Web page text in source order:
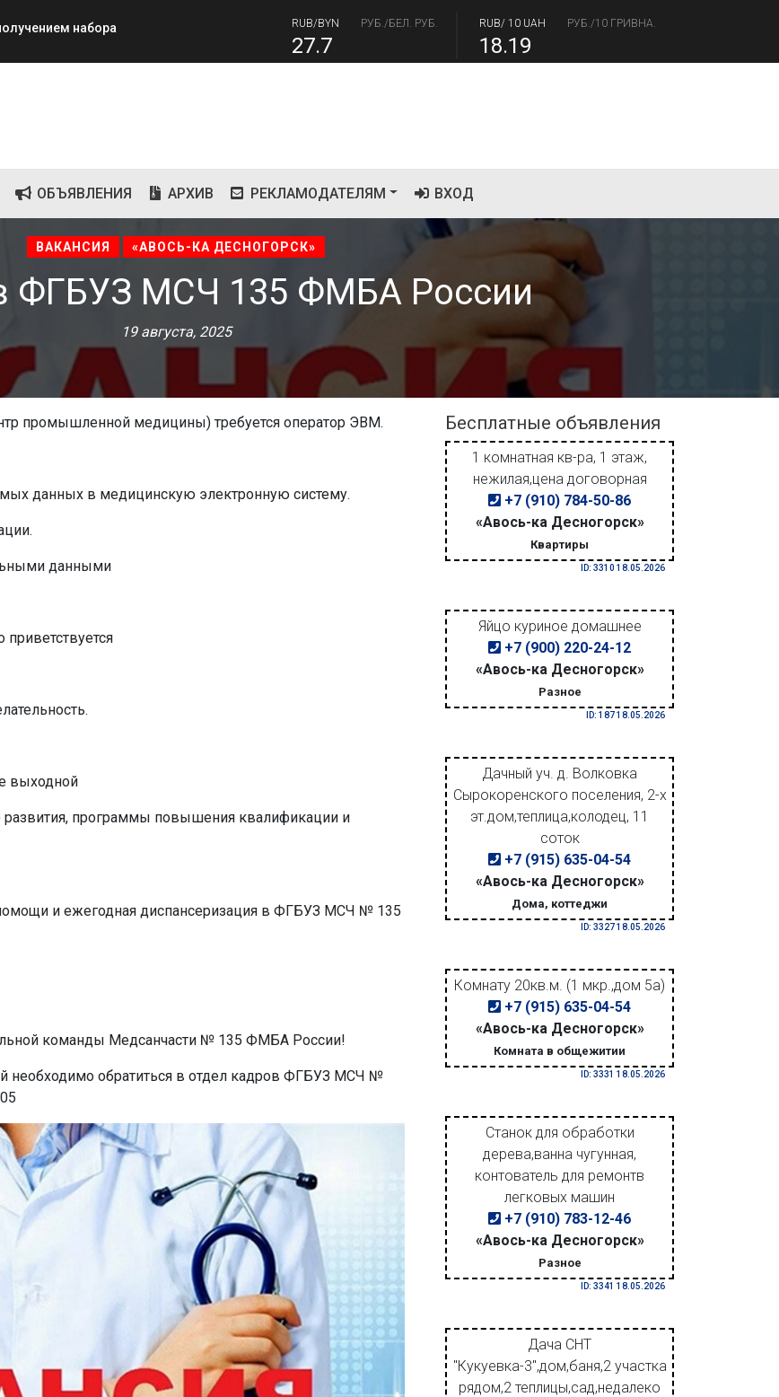
вторая лагерная
набора
27.7 18.19
ОБЪЯВЛЕНИЯ АРХИВ РЕКЛАМОДАТЕЛЯМ ВХОД
ВАКАНСИЯ «АВОСЬ-КА ДЕСНОГОРСК»
ФГБУЗ МСЧ 135 ФМБА России
19 августа, 2025
промышленной медицины) требуется оператор ЭВМ.
данных в медицинскую электронную систему.
данными
выходной
программы повышения квалификации и
и ежегодная диспансеризация в ФГБУЗ МСЧ № 135
команды Медсанчасти № 135 ФМБА России!
необходимо обратиться в отдел кадров ФГБУЗ МСЧ №
Бесплатные объявления
1 комнатная кв-ра, 1 этаж,
нежилая,цена договорная
+7 (910) 784-50-86
«Авось-ка Десногорск»
Квартиры
ID: 3310 18.05.2026
Яйцо куриное домашнее
+7 (900) 220-24-12
«Авось-ка Десногорск»
Разное
ID: 187 18.05.2026
Дачный уч. д. Волковка
Сырокоренского поселения, 2-х
эт.дом,теплица,колодец, 11
соток
+7 (915) 635-04-54
«Авось-ка Десногорск»
Дома, коттеджи
ID: 3327 18.05.2026
Комнату 20кв.м. (1 мкр.,дом 5а)
+7 (915) 635-04-54
«Авось-ка Десногорск»
Комната в общежитии
ID: 3331 18.05.2026
Станок для обработки
дерева,ванна чугунная,
контователь для ремонтв
легковых машин
+7 (910) 783-12-46
«Авось-ка Десногорск»
Разное
ID: 3341 18.05.2026
Дача СНТ
"Кукуевка-3",дом,баня,2 участка
рядом,2 теплицы,сад,недалеко